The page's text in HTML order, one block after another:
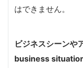
はできません。
ビジネスシーンや
business